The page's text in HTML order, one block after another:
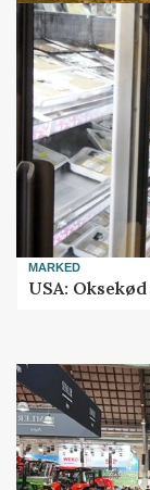
MARKED
USA: